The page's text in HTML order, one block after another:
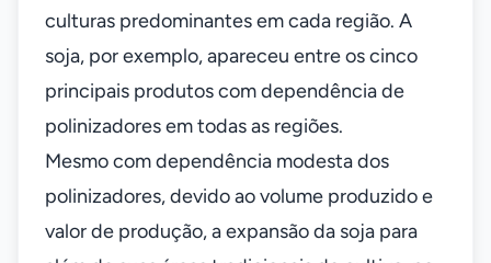
culturas predominantes em cada região. A
soja, por exemplo, apareceu entre os cinco
principais produtos com dependência de
polinizadores em todas as regiões.
Mesmo com dependência modesta dos
polinizadores, devido ao volume produzido e
valor de produção, a expansão da soja para